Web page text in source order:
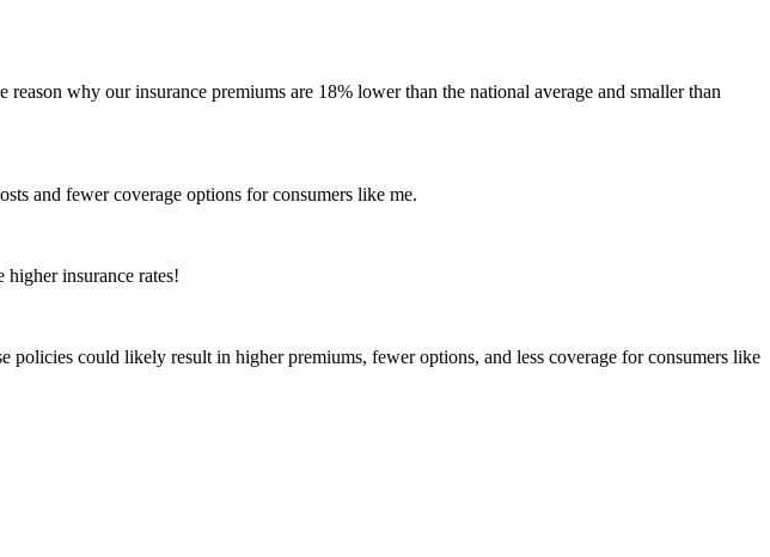
why our insurance premiums are 18% lower than the national average and smaller than
and fewer coverage options for consumers like me.
insurance rates!
could likely result in higher premiums, fewer options, and less coverage for consumers like